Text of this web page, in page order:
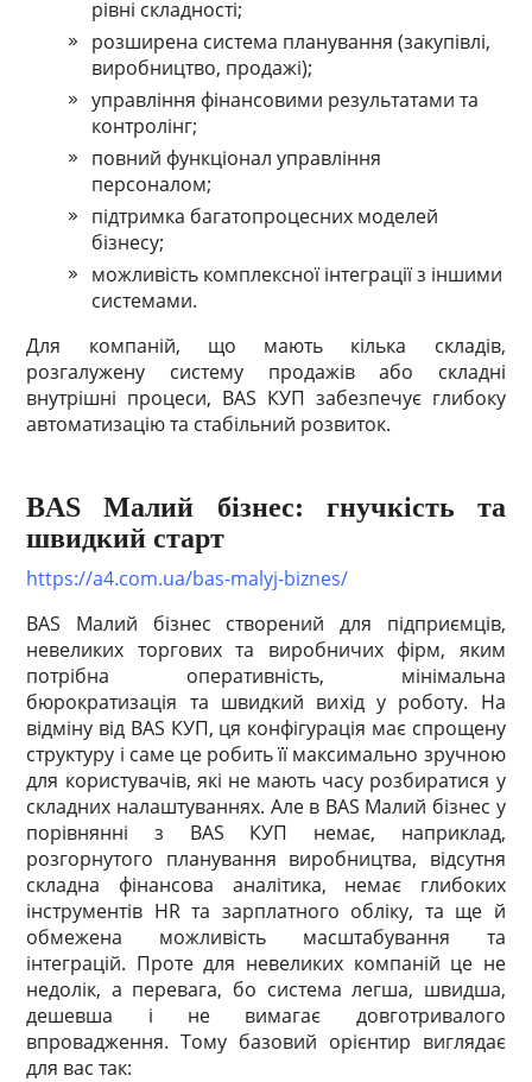
рівні складності;
розширена система планування (закупівлі,
виробництво, продажі);
управління фінансовими результатами та
контролінг;
повний функціонал управління
персоналом;
підтримка багатопроцесних моделей
бізнесу;
можливість комплексної інтеграції з іншими
системами.
Для компаній, що мають кілька складів,
розгалужену систему продажів або складні
внутрішні процеси, BAS КУП забезпечує глибоку
автоматизацію та стабільний розвиток.
BAS Малий бізнес: гнучкість та
швидкий старт
https://a4.com.ua/bas-malyj-biznes/
BAS Малий бізнес створений для підприємців,
невеликих торгових та виробничих фірм, яким
потрібна оперативність, мінімальна
бюрократизація та швидкий вихід у роботу. На
відміну від BAS КУП, ця конфігурація має спрощену
структуру і саме це робить її максимально зручною
для користувачів, які не мають часу розбиратися у
складних налаштуваннях. Але в BAS Малий бізнес у
порівнянні з BAS КУП немає, наприклад,
розгорнутого планування виробництва, відсутня
складна фінансова аналітика, немає глибоких
інструментів HR та зарплатного обліку, та ще й
обмежена можливість масштабування та
інтеграцій. Проте для невеликих компаній це не
недолік, а перевага, бо система легша, швидша,
дешевша і не вимагає довготривалого
впровадження. Тому базовий орієнтир виглядає
для вас так: